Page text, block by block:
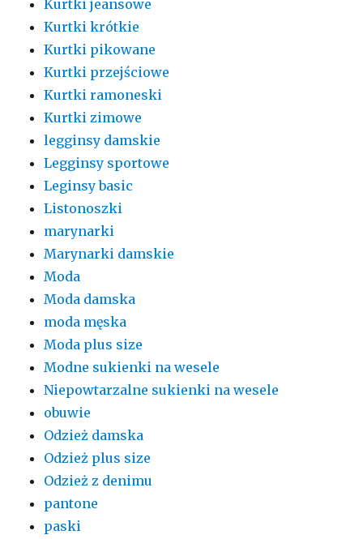
Kurtki jeansowe
Kurtki krótkie
Kurtki pikowane
Kurtki przejściowe
Kurtki ramoneski
Kurtki zimowe
legginsy damskie
Legginsy sportowe
Leginsy basic
Listonoszki
marynarki
Marynarki damskie
Moda
Moda damska
moda męska
Moda plus size
Modne sukienki na wesele
Niepowtarzalne sukienki na wesele
obuwie
Odzież damska
Odzież plus size
Odzież z denimu
pantone
paski